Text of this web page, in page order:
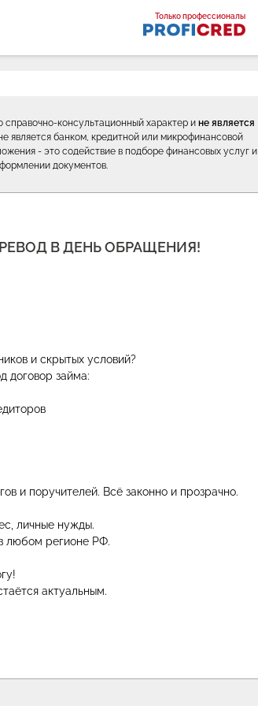
Только профессионалы
консультационный характер ине является
является банком, кредитной или микрофинансовой
- это содействие в подборе финансовых услуг и
документов.
В ДЕНЬ ОБРАЩЕНИЯ!
и скрытых условий?
договор займа:
и поручителей. Всё законно и прозрачно.
личные нужды.
любом регионе РФ.
актуальным.